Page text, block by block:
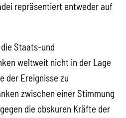
repräsentiert entweder auf
Staats-und
weltweit nicht in der Lage
der Ereignisse zu
zwischen einer Stimmung
die obskuren Kräfte der